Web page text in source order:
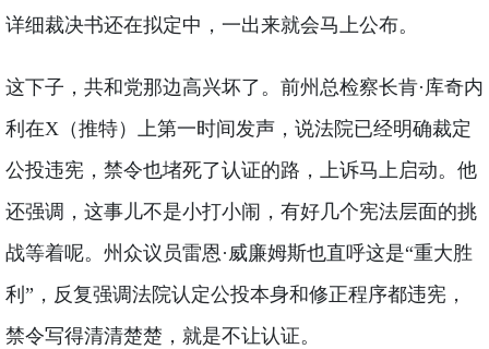
详细裁决书还在拟定中，一出来就会马上公布。
这下子，共和党那边高兴坏了。前州总检察长肯·库奇内
利在X（推特）上第一时间发声，说法院已经明确裁定
公投违宪，禁令也堵死了认证的路，上诉马上启动。他
还强调，这事儿不是小打小闹，有好几个宪法层面的挑
战等着呢。州众议员雷恩·威廉姆斯也直呼这是“重大胜
利”，反复强调法院认定公投本身和修正程序都违宪，
禁令写得清清楚楚，就是不让认证。